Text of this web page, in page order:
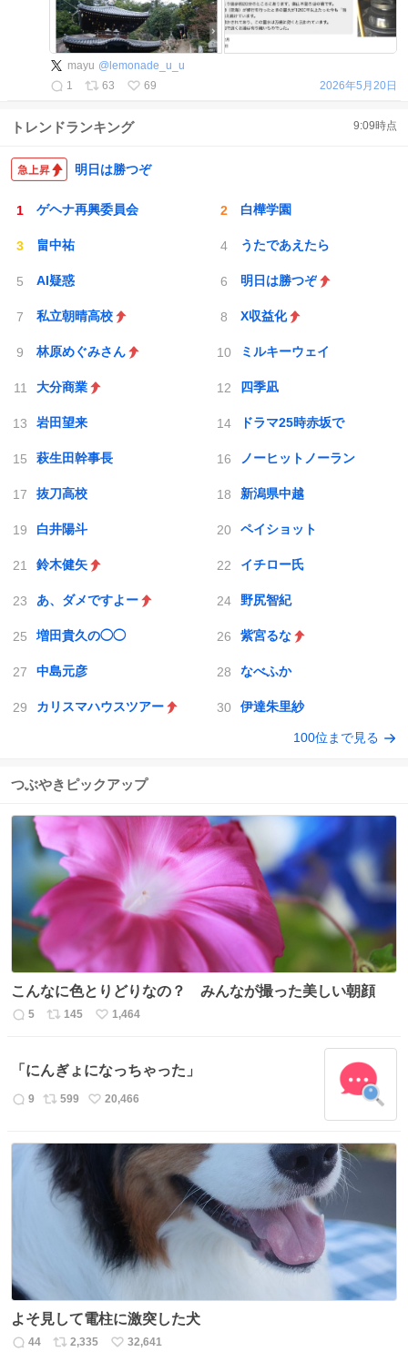
mayu @ lemonade_u_u
1
63 69 2026年5月20日
トレンドランキング 9:09時点
明日は勝つぞ
ゲヘナ再興委員会 白樺学園
畠中祐 うたであえたら
AI疑惑 明日は勝つぞ
私立朝晴高校 X収益化
林原めぐみさん ミルキーウェイ
大分商業 四季凪
岩田望来 ドラマ25時赤坂で
萩生田幹事長 ノーヒットノーラン
抜刀高校 新潟県中越
白井陽斗 ペイショット
鈴木健矢 イチロー氏
あ、ダメですよー 野尻智紀
増田貴久の◯◯ 紫宮るな
中島元彦 なべふか
カリスマハウスツアー 伊達朱里紗
100位まで見る
つぶやきピックアップ
こんなに色とりどりなの？ みんなが撮った美しい朝顔
返
数
5
リ
ス
ト
数
145
い
ね
数
1,464
「にんぎょになっちゃった」
返
数
9
リ
ス
ト
数
599
い
ね
20,466
よそ見して電柱に激突した犬
44 2,335 32,641